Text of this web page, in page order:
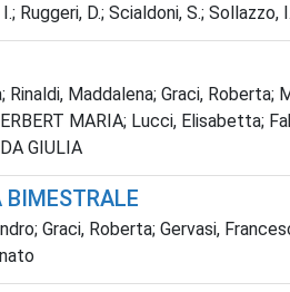
Ruggeri, D.; Scialdoni, S.; Sollazzo,
Maddalena; Graci, Roberta;
MARIA; Lucci, Elisabetta;
GIULIA
Graci, Roberta; Gervasi,